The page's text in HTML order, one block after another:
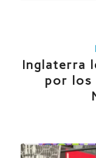
Inglaterra
por los